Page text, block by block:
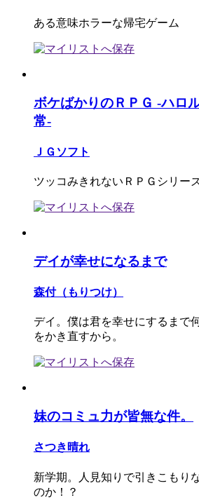
ある意味ホラーな帰宅ゲーム
ボケばかりのＲＰＧ -ハロ
常-
ＪＧソフト
ツッコみきれないＲＰＧシリー
デイが幸せになるまで
森付（もりつけ）
デイ。僕は君を幸せにするま
をかき直すから。
妹のコミュ力が皆無な件。
さつき晴れ
新学期。人見知りで引きこもり
のか！？